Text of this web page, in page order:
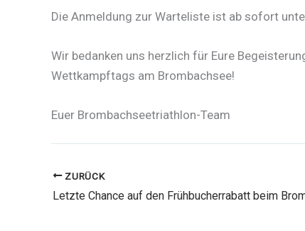
Die Anmeldung zur Warteliste ist ab sofort
Wir bedanken uns herzlich für Eure
Wettkampftags am Brombachsee!
Euer Brombachseetriathlon-Team
ZURÜCK